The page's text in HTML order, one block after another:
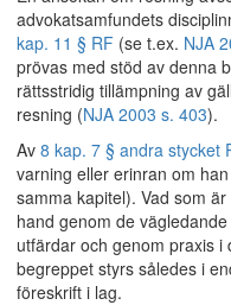
advokatsamfundets
kap. 11 § RF (se t.ex. NJA
prövas med stöd av denna
rättsstridig tillämpning av
resning (NJA 2003 s. 403).
Av 8 kap. 7 § andra stycket
varning eller erinran om
samma kapitel). Vad som
hand genom de
utfärdar och genom praxis
begreppet styrs således i
föreskrift i lag.